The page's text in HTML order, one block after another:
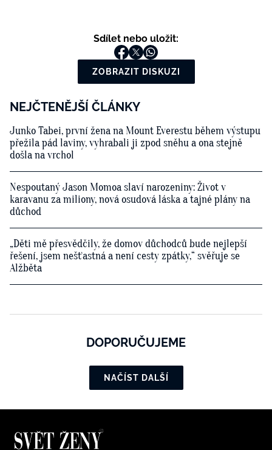
Sdílet nebo uložit:
ZOBRAZIT DISKUZI
NEJČTENĚJŠÍ ČLÁNKY
Junko Tabei, první žena na Mount Everestu během výstupu
přežila pád laviny, vyhrabali ji zpod sněhu a ona stejně
došla na vrchol
Nespoutaný Jason Momoa slaví narozeniny: Život v
karavanu za miliony, nová osudová láska a tajné plány na
důchod
„Děti mě přesvědčily, že domov důchodců bude nejlepší
řešení, jsem nešťastná a není cesty zpátky,“ svěřuje se
Alžběta
DOPORUČUJEME
NAČÍST DALŠÍ